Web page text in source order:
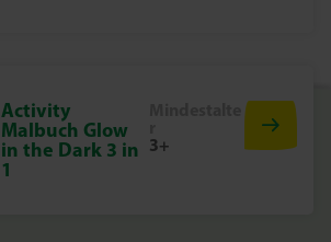
Activity
Malbuch Glow
in the Dark 3 in
1
3+